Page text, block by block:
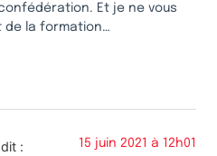
Et je ne vous
de la formation…
dit : 15 juin 2021 à 12h01